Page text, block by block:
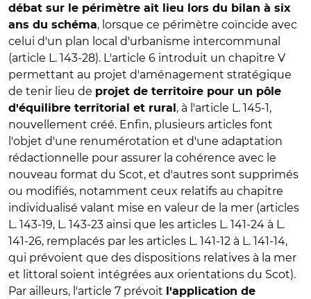
débat sur le périmètre ait lieu lors du bilan à six
ans du schéma, lorsque ce périmètre coïncide avec
celui d'un plan local d'urbanisme intercommunal
(article L. 143-28). L'article 6 introduit un chapitre V
permettant au projet d'aménagement stratégique
de tenir lieu de projet de territoire pour un pôle
d'équilibre territorial et rural , à l'article L. 145-1,
nouvellement créé. Enfin, plusieurs articles font
l'objet d'une renumérotation et d'une adaptation
rédactionnelle pour assurer la cohérence avec le
nouveau format du Scot, et d'autres sont supprimés
ou modifiés, notamment ceux relatifs au chapitre
individualisé valant mise en valeur de la mer (articles
L. 143-19, L. 143-23 ainsi que les articles L. 141-24 à L.
141-26, remplacés par les articles L. 141-12 à L. 141-14,
qui prévoient que des dispositions relatives à la mer
et littoral soient intégrées aux orientations du Scot).
Par ailleurs, l'article 7 prévoit
l'application de